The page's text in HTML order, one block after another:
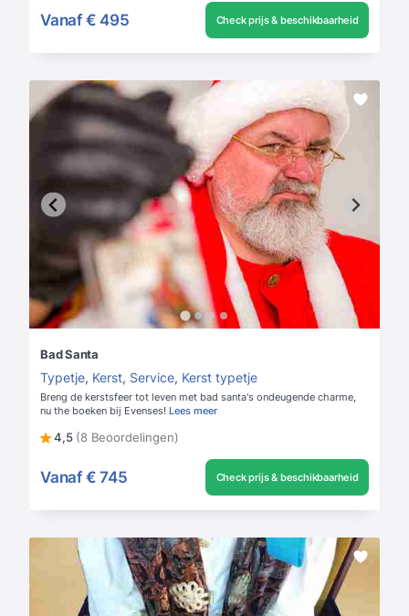
Vanaf € 495 Check prijs & beschikbaarheid
Bad Santa
Typetje, Kerst, Service, Kerst typetje
Breng de kerstsfeer tot leven met bad santa's ondeugende charme,
nu the boeken bij Evenses! Lees meer
4,5 (8 Beoordelingen)
Vanaf € 745 Check prijs & beschikbaarheid